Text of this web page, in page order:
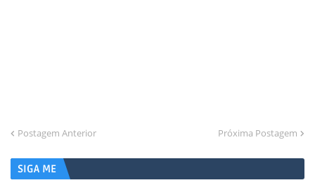
Postagem Anterior Próxima Postagem
SIGA ME